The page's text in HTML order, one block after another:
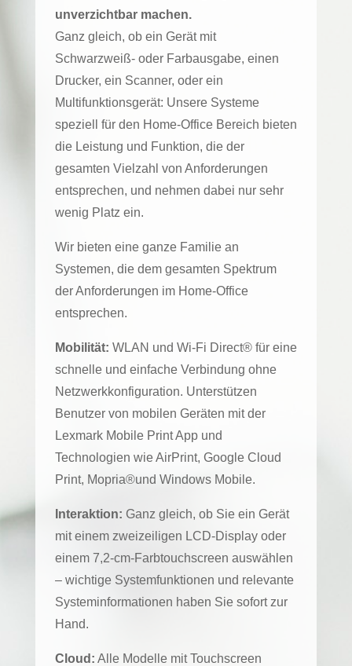
unverzichtbar machen.
Ganz gleich, ob ein Gerät mit
Schwarzweiß- oder Farbausgabe, einen
Drucker, ein Scanner, oder ein
Multifunktionsgerät: Unsere Systeme
speziell für den Home-Office Bereich bieten
die Leistung und Funktion, die der
gesamten Vielzahl von Anforderungen
entsprechen, und nehmen dabei nur sehr
wenig Platz ein.
Wir bieten eine ganze Familie an
Systemen, die dem gesamten Spektrum
der Anforderungen im Home-Office
entsprechen.
Mobilität: WLAN und Wi-Fi Direct® für eine
schnelle und einfache Verbindung ohne
Netzwerkkonfiguration. Unterstützen
Benutzer von mobilen Geräten mit der
Lexmark Mobile Print App und
Technologien wie AirPrint, Google Cloud
Print, Mopria®und Windows Mobile.
Interaktion: Ganz gleich, ob Sie ein Gerät
mit einem zweizeiligen LCD-Display oder
einem 7,2-cm-Farbtouchscreen auswählen
– wichtige Systemfunktionen und relevante
Systeminformationen haben Sie sofort zur
Hand.
Cloud: Alle Modelle mit Touchscreen